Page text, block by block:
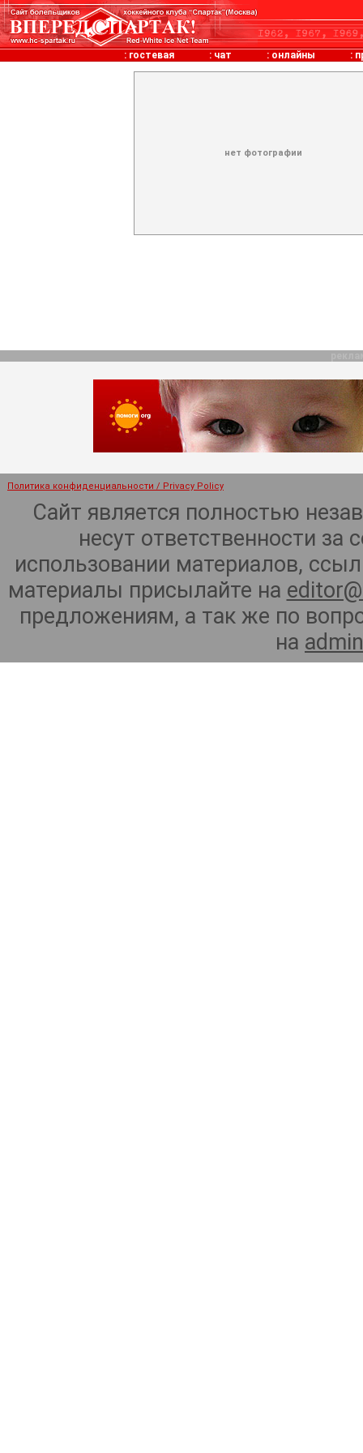
: гостевая : чат : онлайны :
нет фотографии
Политика конфиденциальности / Privacy Policy
Сайт является полностью
несут ответственности
использовании материалов,
материалы присылайте на
предложениям, а так же по
на